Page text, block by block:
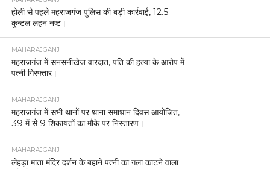
होली से पहले महराजगंज पुलिस की बड़ी कार्रवाई, 12.5
कुन्टल लहन नष्ट।
MAHARAJGANJ
महराजगंज में सनसनीखेज वारदात, पति की हत्या के आरोप में
पत्नी गिरफ्तार।
MAHARAJGANJ
महराजगंज में सभी थानों पर थाना समाधान दिवस आयोजित,
39 में से 9 शिकायतों का मौके पर निस्तारण।
MAHARAJGANJ
लेहड़ा माता मंदिर दर्शन के बहाने पत्नी का गला काटने वाला